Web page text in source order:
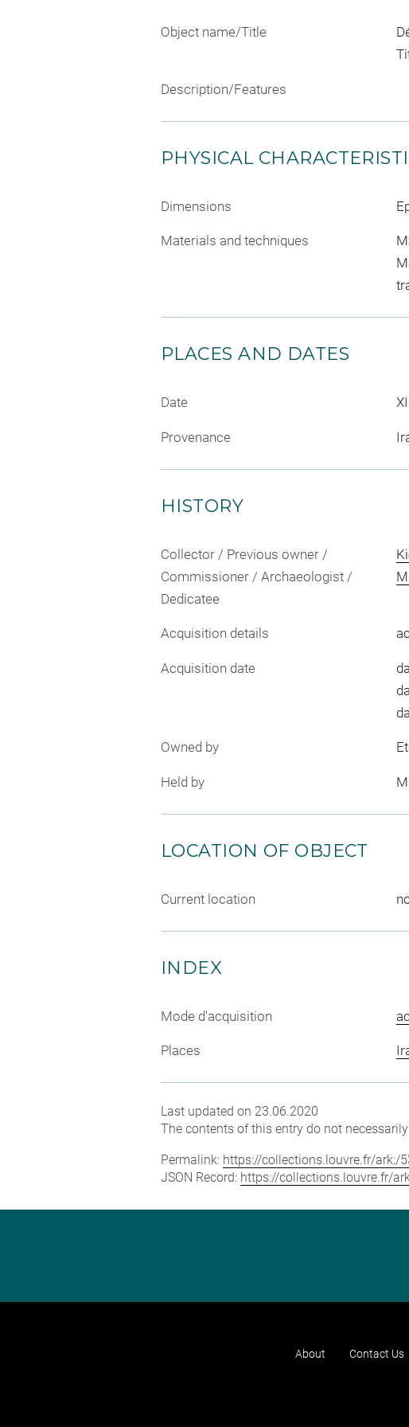
Object name/Title
Description/Features
PHYSICAL
Dimensions
Materials and techniques
PLACES AND DATES
Date
Provenance
HISTORY
Collector / Previous owner /
Commissioner / Archaeologist /
Dedicatee
Acquisition details
Acquisition date
Owned by
Held by
LOCATION OF OBJECT
Current location
INDEX
Mode d'acquisition
Places
Last updated on 23.06.2020
The contents of this entry do not
Permalink: https://collections.louvre.fr/ark:/
JSON Record: https://collections.louvre.fr/
About Contact Us